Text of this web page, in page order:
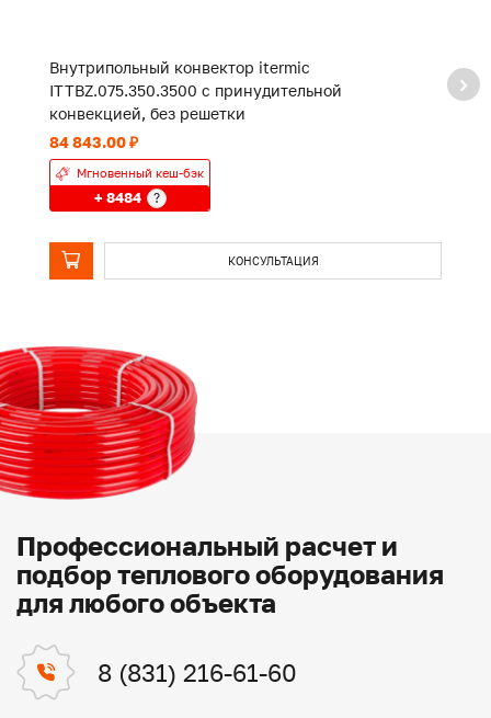
Внутрипольный конвектор itermic
ITTBZ.075.350.3500 с принудительной
конвекцией, без решетки
84 843.00 ₽
Мгновенный кеш-бэк
+ 8484 ?
КОНСУЛЬТАЦИЯ
Профессиональный расчет и
подбор теплового оборудования
для любого объекта
8 (831) 216-61-60